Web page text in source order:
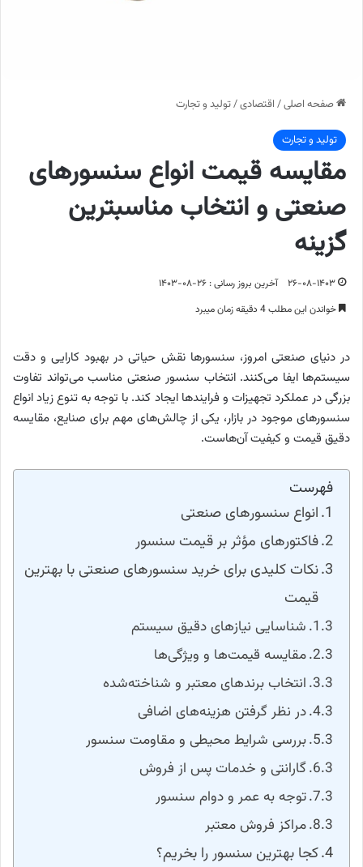
صفحه اصلی/ اقتصادی/تولید و تجارت
تولید و تجارت
مقایسه قیمت انواع سنسورهای
صنعتی و انتخاب مناسبترین
گزینه
۲۶-۰۸-۱۴۰۳
آخرین بروز رسانی : ۲۶-۰۸-۱۴۰۳
خواندن این مطلب 4 دقیقه زمان میبرد
در دنیای صنعتی امروز، سنسورها نقش حیاتی در بهبود کارایی و دقت
سیستم‌ها ایفا می‌کنند. انتخاب سنسور صنعتی مناسب می‌تواند تفاوت
بزرگی در عملکرد تجهیزات و فرایندها ایجاد کند. با توجه به تنوع زیاد انواع
سنسورهای موجود در بازار، یکی از چالش‌های مهم برای صنایع، مقایسه
دقیق قیمت و کیفیت آن‌هاست.
فهرست
انواع سنسورهای صنعتی
فاکتورهای مؤثر بر قیمت سنسور
نکات کلیدی برای خرید سنسورهای صنعتی با بهترین
قیمت
شناسایی نیازهای دقیق سیستم
مقایسه قیمت‌ها و ویژگی‌ها
انتخاب برندهای معتبر و شناخته‌شده
در نظر گرفتن هزینه‌های اضافی
بررسی شرایط محیطی و مقاومت سنسور
گارانتی و خدمات پس از فروش
توجه به عمر و دوام سنسور
مراکز فروش معتبر
کجا بهترین سنسور را بخریم؟